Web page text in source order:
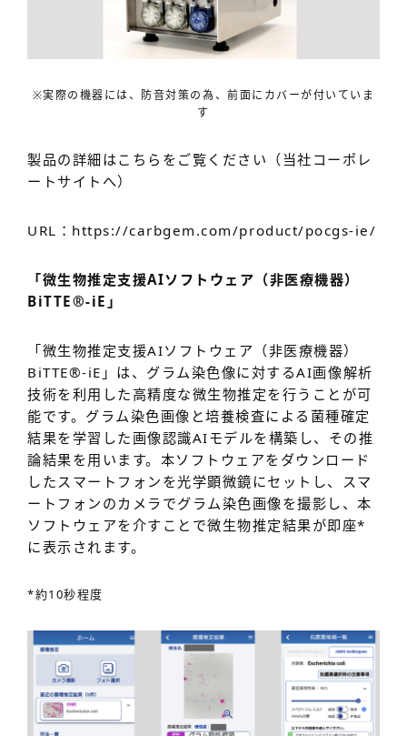
※実際の機器には、防音対策の為、前面にカバーが付いていま
す
製品の詳細はこちらをご覧ください（当社コーポレ
ートサイトへ）
URL：https://carbgem.com/product/pocgs-ie/
「微生物推定支援AIソフトウェア（非医療機器）
BiTTE®-iE」
「微生物推定支援AIソフトウェア（非医療機器）
BiTTE®-iE」は、グラム染色像に対するAI画像解析
技術を利用した高精度な微生物推定を行うことが可
能です。グラム染色画像と培養検査による菌種確定
結果を学習した画像認識AIモデルを構築し、その推
論結果を用います。本ソフトウェアをダウンロード
したスマートフォンを光学顕微鏡にセットし、スマ
ートフォンのカメラでグラム染色画像を撮影し、本
ソフトウェアを介すことで微生物推定結果が即座*
に表示されます。
*約10秒程度